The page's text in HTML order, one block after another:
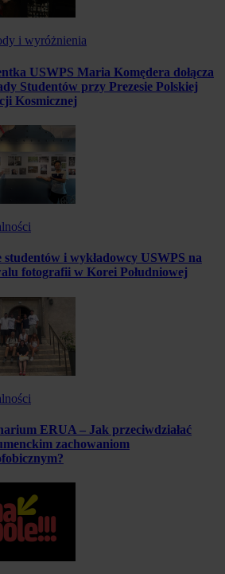
i wyróżnienia
USWPS Maria Komędera dołącza
Studentów przy Prezesie Polskiej
Kosmicznej
studentów i wykładowcy USWPS na
fotografii w Korei Południowej
ERUA – Jak przeciwdziałać
zachowaniom